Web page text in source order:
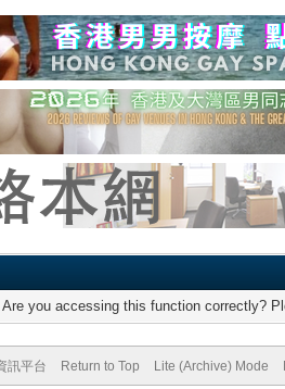
you accessing this function correctly?
訊平台 Return to Top Lite (Archive) Mode